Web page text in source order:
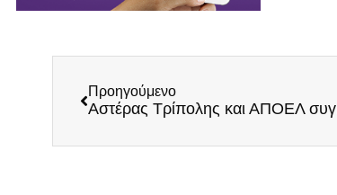
Προηγούμενο
Αστέρας Τρίπολης και ΑΠΟΕΛ